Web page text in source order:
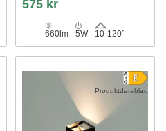
575 kr
660lm 5W 10-120°
Produktdatablad